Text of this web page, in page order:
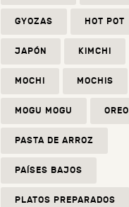
GYOZAS HOT POT
JAPÓN KIMCHI
MOCHI MOCHIS
MOGU MOGU OREO
PASTA DE ARROZ
PAÍSES BAJOS
PLATOS PREPARADOS